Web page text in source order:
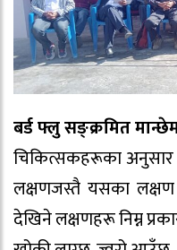
बर्ड फ्लु सङ्क्रमित
चिकित्सकहरूका अनुसार
लक्षणजस्तै यसका
देखिने लक्षणहरू निम्न